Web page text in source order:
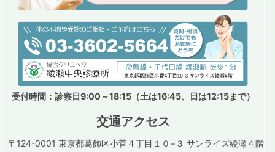
受付時間：診察日9:00～18:15（土は16:45、日は12:15まで）
交通アクセス
〒124-0001 東京都葛飾区小菅４丁目１０−３ サンライズ綾瀬４階